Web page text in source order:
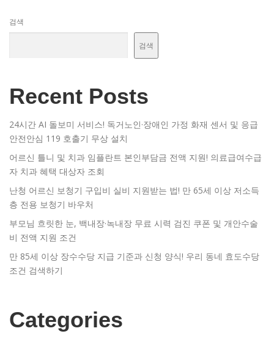
검색
검색
Recent Posts
24시간 AI 돌보미 서비스! 독거노인·장애인 가정 화재 센서 및 응급
안전안심 119 호출기 무상 설치
어르신 틀니 및 치과 임플란트 본인부담금 전액 지원! 의료급여수급
자 치과 혜택 대상자 조회
난청 어르신 보청기 구입비 실비 지원받는 법! 만 65세 이상 저소득
층 전용 보청기 바우처
부모님 흐릿한 눈, 백내장·녹내장 무료 시력 검진 쿠폰 및 개안수술
비 전액 지원 조건
만 85세 이상 장수수당 지급 기준과 신청 양식! 우리 동네 효도수당
조건 검색하기
Categories